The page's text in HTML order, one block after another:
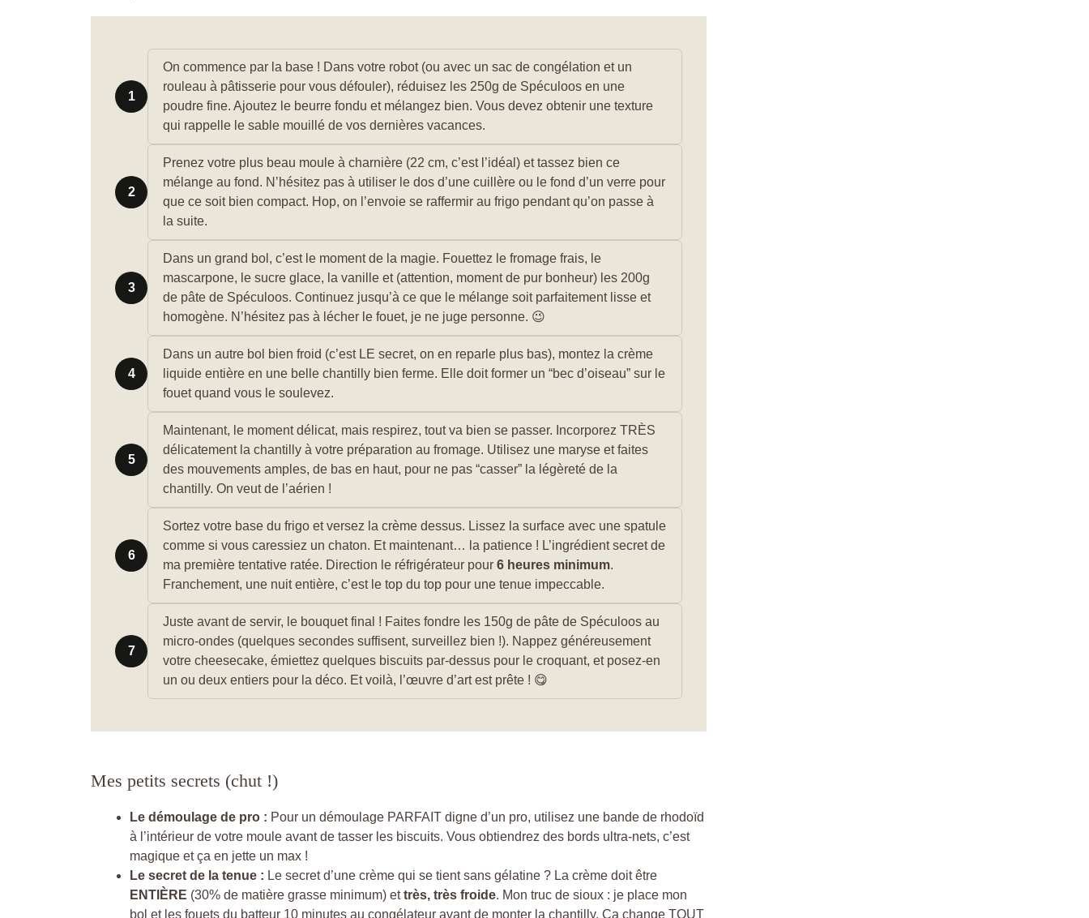
1
On commence par la base ! Dans votre robot (ou avec un sac de congélation et un
rouleau à pâtisserie pour vous défouler), réduisez les 250g de Spéculoos en une
poudre fine. Ajoutez le beurre fondu et mélangez bien. Vous devez obtenir une texture
qui rappelle le sable mouillé de vos dernières vacances.
2
Prenez votre plus beau moule à charnière (22 cm, c’est l’idéal) et tassez bien ce
mélange au fond. N’hésitez pas à utiliser le dos d’une cuillère ou le fond d’un verre pour
que ce soit bien compact. Hop, on l’envoie se raffermir au frigo pendant qu’on passe à
la suite.
3
Dans un grand bol, c’est le moment de la magie. Fouettez le fromage frais, le
mascarpone, le sucre glace, la vanille et (attention, moment de pur bonheur) les 200g
de pâte de Spéculoos. Continuez jusqu’à ce que le mélange soit parfaitement lisse et
homogène. N’hésitez pas à lécher le fouet, je ne juge personne. 😉
4
Dans un autre bol bien froid (c’est LE secret, on en reparle plus bas), montez la crème
liquide entière en une belle chantilly bien ferme. Elle doit former un “bec d’oiseau” sur le
fouet quand vous le soulevez.
5
Maintenant, le moment délicat, mais respirez, tout va bien se passer. Incorporez TRÈS
délicatement la chantilly à votre préparation au fromage. Utilisez une maryse et faites
des mouvements amples, de bas en haut, pour ne pas “casser” la légèreté de la
chantilly. On veut de l’aérien !
6
Sortez votre base du frigo et versez la crème dessus. Lissez la surface avec une spatule
comme si vous caressiez un chaton. Et maintenant… la patience ! L’ingrédient secret de
ma première tentative ratée. Direction le réfrigérateur pour 6 heures minimum.
Franchement, une nuit entière, c’est le top du top pour une tenue impeccable.
7
Juste avant de servir, le bouquet final ! Faites fondre les 150g de pâte de Spéculoos au
micro-ondes (quelques secondes suffisent, surveillez bien !). Nappez généreusement
votre cheesecake, émiettez quelques biscuits par-dessus pour le croquant, et posez-en
un ou deux entiers pour la déco. Et voilà, l’œuvre d’art est prête ! 😋
Mes petits secrets (chut !)
Le démoulage de pro : Pour un démoulage PARFAIT digne d’un pro, utilisez une bande de rhodoïd
à l’intérieur de votre moule avant de tasser les biscuits. Vous obtiendrez des bords ultra-nets, c’est
magique et ça en jette un max !
Le secret de la tenue : Le secret d’une crème qui se tient sans gélatine ? La crème doit être
ENTIÈRE (30% de matière grasse minimum) ettrès, très froide. Mon truc de sioux : je place mon
bol et les fouets du batteur 10 minutes au congélateur avant de monter la chantilly. Ça change TOUT